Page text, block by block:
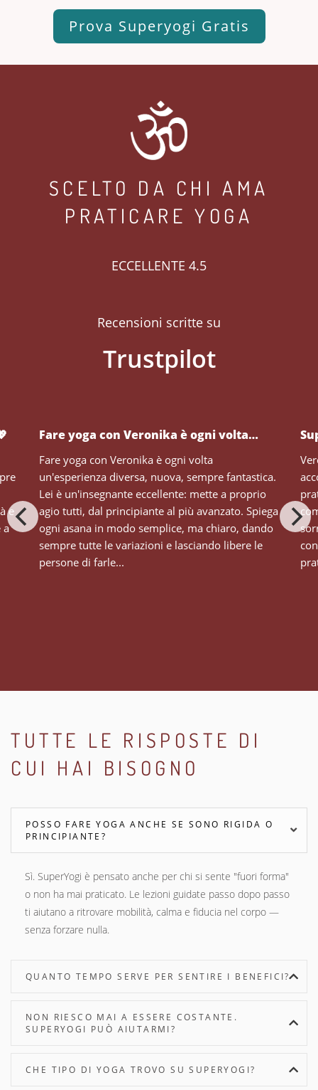
Prova Superyogi Gratis
SCELTO DA CHI AMA
PRATICARE YOGA
ECCELLENTE 4.5
Recensioni scritte su
Fare yoga con Veronika è ogni volta…
Fare yoga con Veronika è ogni volta
un'esperienza diversa, nuova, sempre fantastica.
Lei è un'insegnante eccellente: mette a proprio
agio tutti, dal principiante al più avanzato. Spiega
ogni asana in modo semplice, ma chiaro, dando
sempre tutte le variazioni e lasciando libere le
persone di farle...
e
a
TUTTE LE RISPOSTE DI
CUI HAI BISOGNO
POSSO FARE YOGA ANCHE SE SONO RIGIDA O
PRINCIPIANTE?
Sì. SuperYogi è pensato anche per chi si sente "fuori forma"
o non ha mai praticato. Le lezioni guidate passo dopo passo
ti aiutano a ritrovare mobilità, calma e fiducia nel corpo —
senza forzare nulla.
QUANTO TEMPO SERVE PER SENTIRE I BENEFICI?
NON RIESCO MAI A ESSERE COSTANTE.
SUPERYOGI PUÒ AIUTARMI?
CHE TIPO DI YOGA TROVO SU SUPERYOGI?